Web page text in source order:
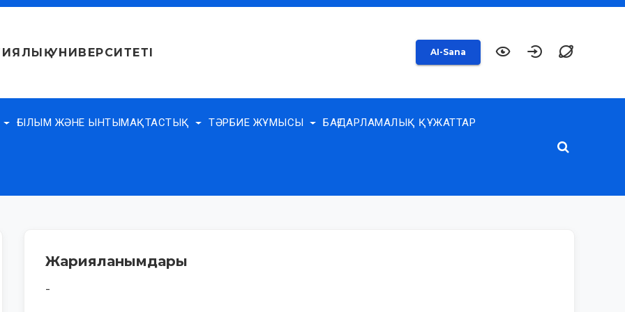
УНИВЕРСИТЕТІ
AI-Sana
ҒЫЛЫМ ЖӘНЕ ЫНТЫМАҚТАСТЫҚ ТӘРБИЕ ЖҰМЫСЫ БАҒДАРЛАМАЛЫҚ ҚҰЖАТТАР
Жарияланымдары
-